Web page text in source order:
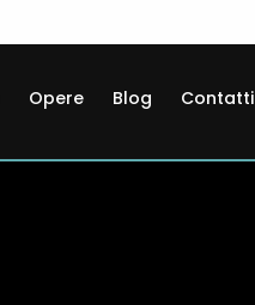
Opere Blog Contatti